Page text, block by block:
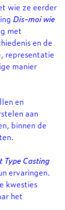
wie ze eerder
Dis-moi wie
met
en de
representatie
manier
en
aan
binnen de
Type Casting
ervaringen.
kwesties
het